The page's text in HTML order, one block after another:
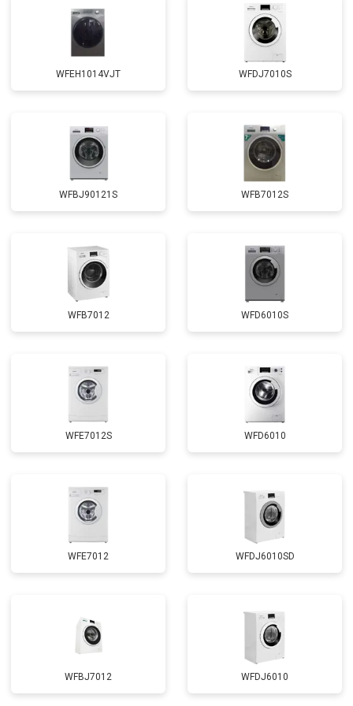
Замена амортизаторов от 2000 ₽ Заказать
Замена подшипников от 2800 ₽ Заказать
от 2200 ₽ Заказать
Замена ТЭН от 2300 ₽ Заказать
Замена блока управления от 3600 ₽ Заказать
Замена прессостата от 3350 ₽ Заказать
Замена сливного насоса от 3450 ₽
Замена сливного шланга от 2100 ₽ Заказать
Замена УБЛ от 2100 ₽ Заказать
Замена приводного ремня от 2550 ₽ Заказать
WFEH1014VJT WFDJ7010S
WFBJ90121S WFB7012S
WFB7012 WFD6010S
WFE7012S WFD6010
WFE7012 WFDJ6010SD
WFBJ7012 WFDJ6010